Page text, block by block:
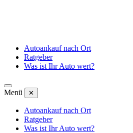
Autoankauf nach Ort
Ratgeber
Was ist Ihr Auto wert?
Menü ✕
Autoankauf nach Ort
Ratgeber
Was ist Ihr Auto wert?